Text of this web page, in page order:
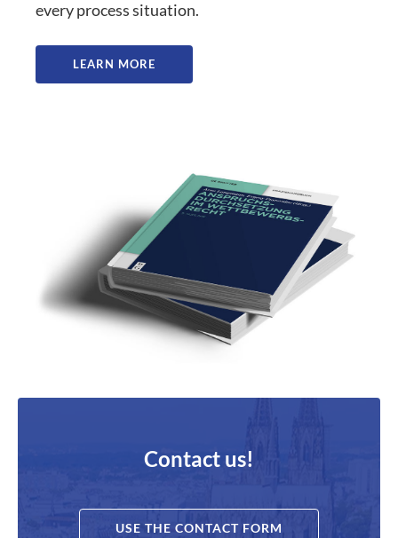
every process situation.
LEARN MORE
Contact us!
USE THE CONTACT FORM